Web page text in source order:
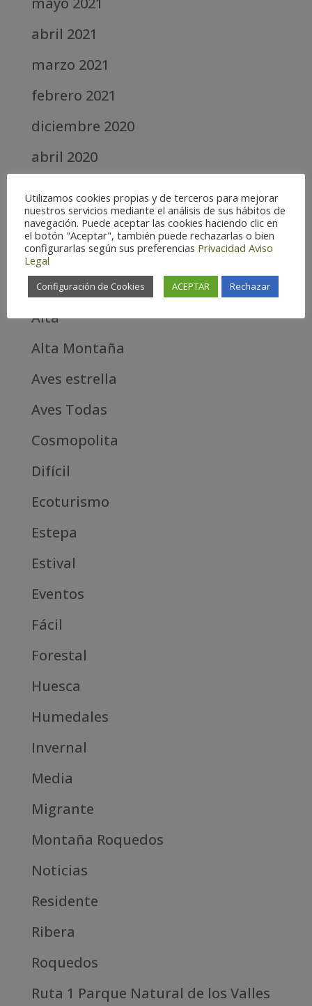
abril 2021
marzo 2021
febrero 2021
diciembre 2020
abril 2020
febrero 2019
septiembre 2018
Categories
Alta
Alta Montaña
Aves estrella
Aves Todas
Cosmopolita
Difícil
Ecoturismo
Estepa
Estival
Eventos
Fácil
Forestal
Huesca
Humedales
Invernal
Media
Migrante
Montaña Roquedos
Noticias
Residente
Ribera
Roquedos
Ruta 1 Parque Natural de los Valles
Utilizamos cookies propias y de terceros para mejorar
nuestros servicios mediante el análisis de sus hábitos de
navegación. Puede aceptar las cookies haciendo clic en
el botón "Aceptar", también puede rechazarlas o bien
configurarlas según sus preferencias Privacidad Aviso
Legal
Configuración de Cookies ACEPTAR Rechazar